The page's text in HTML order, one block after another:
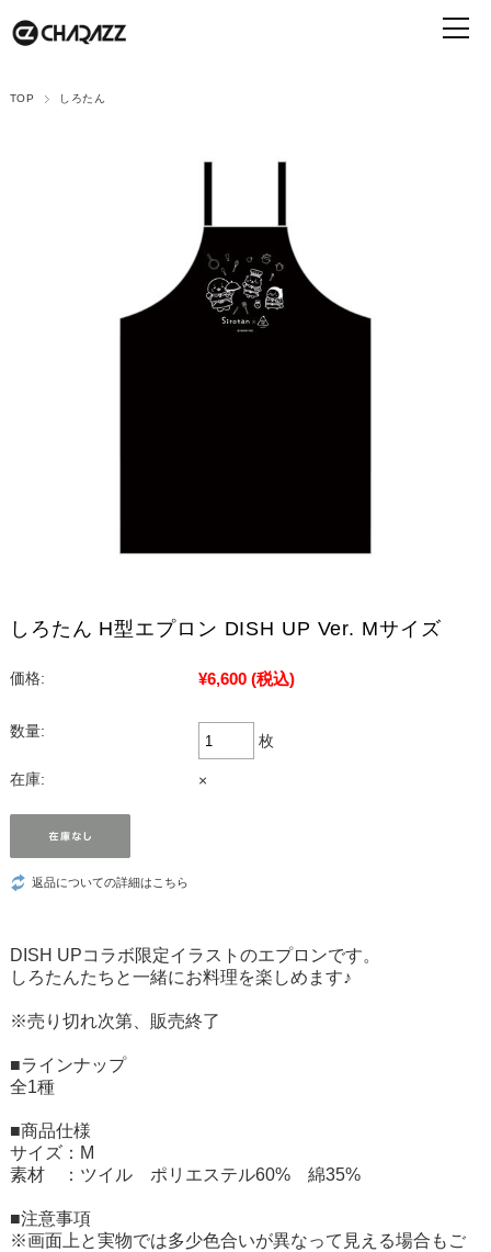
TOP しろたん
しろたん H型エプロン DISH UP Ver. Mサイズ
価格: ¥6,600 (税込)
数量:
枚
在庫: ×
返品についての詳細はこちら
DISH UPコラボ限定イラストのエプロンです。
しろたんたちと一緒にお料理を楽しめます♪
※売り切れ次第、販売終了
■ラインナップ
全1種
■商品仕様
サイズ：M
素材 ：ツイル ポリエステル60% 綿35%
■注意事項
※画面上と実物では多少色合いが異なって見える場合もご